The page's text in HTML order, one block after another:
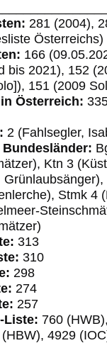
281 (2004),
Österreichs)
166
bis 2021), 152
151 (2009
Österreich:
2 (Fahlsegler,
Ktn 3
Stmk 4
313
310
298
274
257
Liste: 760
4929